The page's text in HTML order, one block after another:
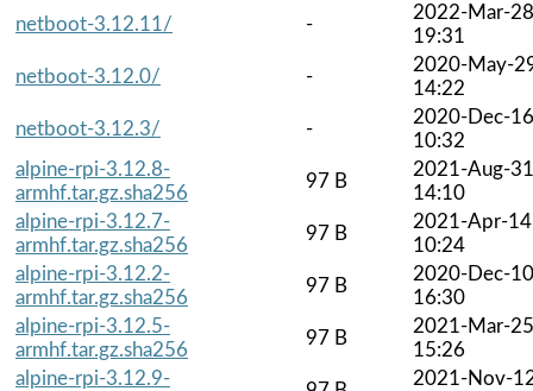
netboot-3.12.11/
-
2022-Mar-28
19:31
netboot-3.12.0/
-
2020-May-
14:22
netboot-3.12.3/
-
2020-Dec-16
10:32
alpine-rpi-3.12.8-
armhf.tar.gz.sha256
97 B
2021-Aug-31
14:10
alpine-rpi-3.12.7-
armhf.tar.gz.sha256
97 B
2021-Apr-14
10:24
alpine-rpi-3.12.2-
armhf.tar.gz.sha256
97 B
2020-Dec-10
16:30
alpine-rpi-3.12.5-
armhf.tar.gz.sha256
97 B
2021-Mar-25
15:26
alpine-rpi-3.12.9-
2021-Nov-